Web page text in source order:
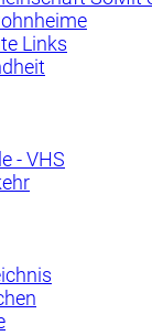
Links
- VHS